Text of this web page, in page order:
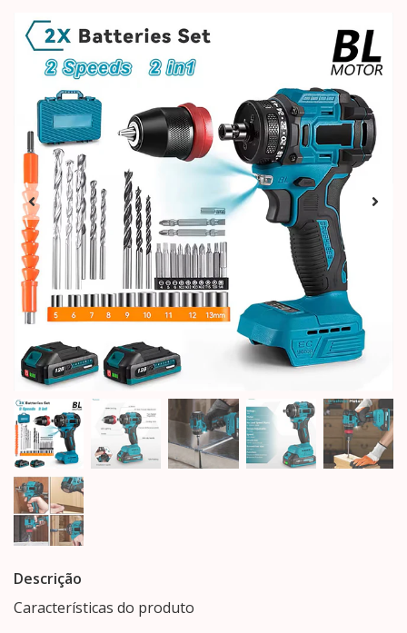
Descrição
Características do produto